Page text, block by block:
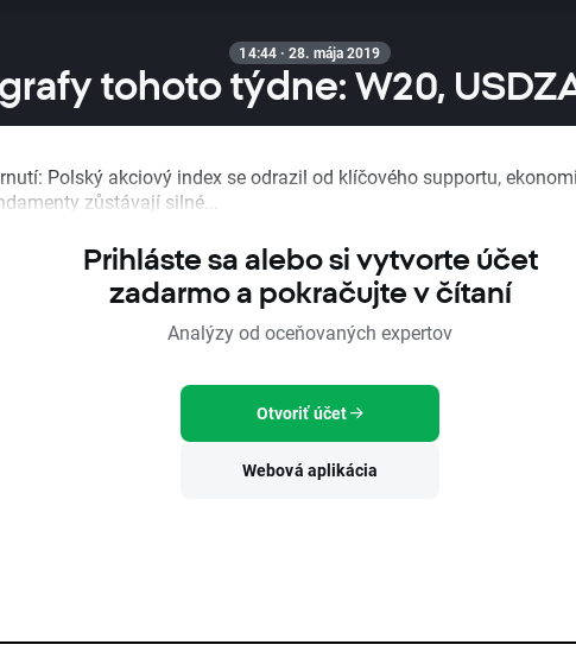
14:44 · 28. mája 2019
tohoto týdne: W20,
Polský akciový index se odrazil od klíčového supportu,
zůstávají silné...
Prihláste sa alebo si vytvorte účet
zadarmo a pokračujte v čítaní
Analýzy od oceňovaných expertov
Otvoriť účet
Webová aplikácia